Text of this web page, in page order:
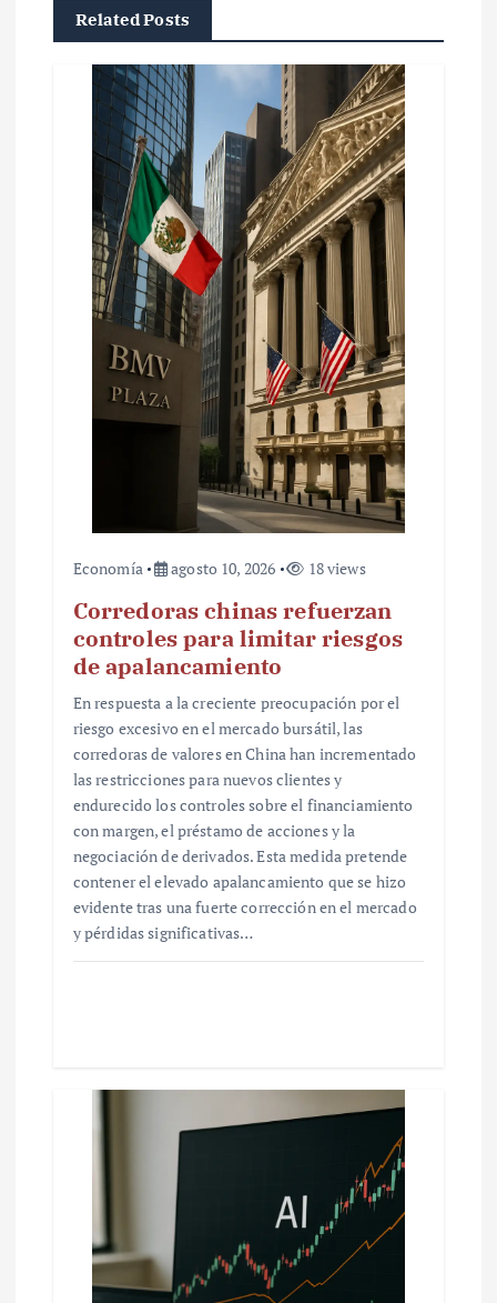
ó
Related Posts
Economía agosto 10, 2026 18 views
Corredoras chinas refuerzan
controles para limitar riesgos
de apalancamiento
En respuesta a la creciente preocupación por el
riesgo excesivo en el mercado bursátil, las
corredoras de valores en China han incrementado
las restricciones para nuevos clientes y
endurecido los controles sobre el financiamiento
con margen, el préstamo de acciones y la
negociación de derivados. Esta medida pretende
contener el elevado apalancamiento que se hizo
evidente tras una fuerte corrección en el mercado
y pérdidas significativas…